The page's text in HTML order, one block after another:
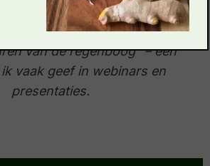
van de regenboog” – een
vaak geef in webinars en
presentaties.